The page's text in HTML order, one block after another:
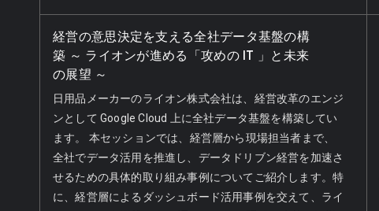
経営の意思決定を支える全社データ基盤の構
築 ～ ライオンが進める「攻めの IT 」と未来
の展望 ～
日用品メーカーのライオン株式会社は、経営改革のエンジ
ンとして Google Cloud 上に全社データ基盤を構築してい
ます。 本セッションでは、経営層から現場担当者まで、
全社でデータ活用を推進し、データドリブン経営を加速さ
せるための具体的取り組み事例についてご紹介します。特
に、経営層によるダッシュボード活用事例を交えて、ライ